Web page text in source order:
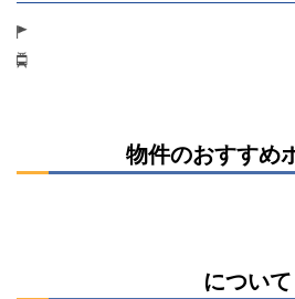
物件のおすすめ
について